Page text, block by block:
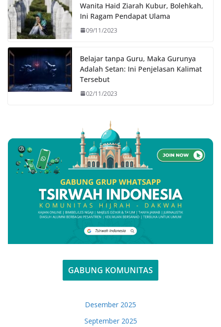
Wanita Haid Ziarah Kubur, Bolehkah,
Ini Ragam Pendapat Ulama
09/11/2023
Belajar tanpa Guru, Maka Gurunya
Adalah Setan: Ini Penjelasan Kalimat
Tersebut
02/11/2023
GABUNG KOMUNITAS
Desember 2025
September 2025